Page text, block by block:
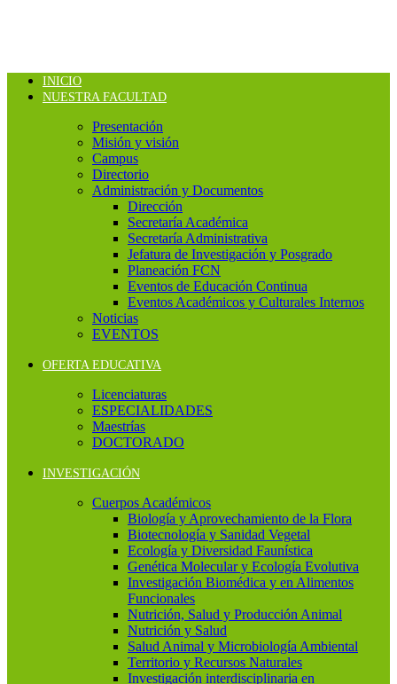
INICIO
NUESTRA FACULTAD
Presentación
Misión y visión
Campus
Directorio
Administración y Documentos
Dirección
Secretaría Académica
Secretaría Administrativa
Jefatura de Investigación y Posgrado
Planeación FCN
Eventos de Educación Continua
Eventos Académicos y Culturales Internos
Noticias
EVENTOS
OFERTA EDUCATIVA
Licenciaturas
ESPECIALIDADES
Maestrías
DOCTORADO
INVESTIGACIÓN
Cuerpos Académicos
Biología y Aprovechamiento de la Flora
Biotecnología y Sanidad Vegetal
Ecología y Diversidad Faunística
Genética Molecular y Ecología Evolutiva
Investigación Biomédica y en Alimentos
Funcionales
Nutrición, Salud y Producción Animal
Nutrición y Salud
Salud Animal y Microbiología Ambiental
Territorio y Recursos Naturales
Investigación interdisciplinaria en